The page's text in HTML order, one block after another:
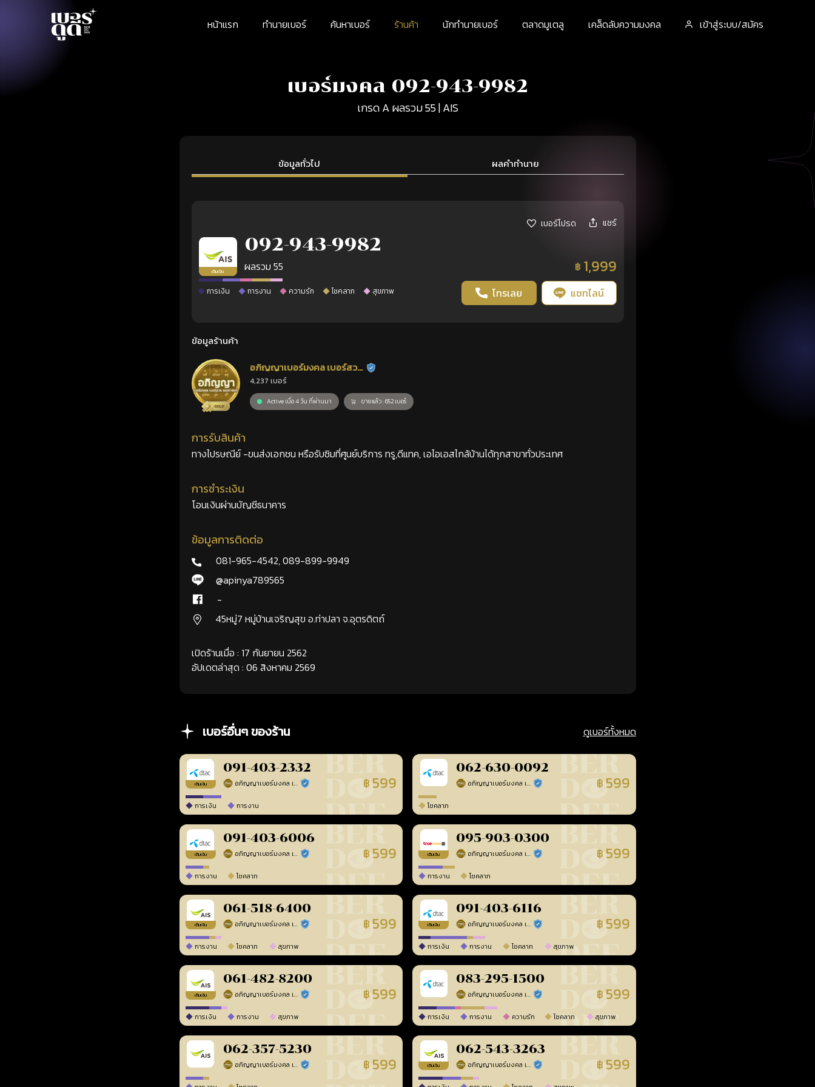
หน้าแรก ทำนายเบอร์ ค้นหาเบอร์ ร้านค้า นักทำนายเบอร์ ตลาดมูเตลู เคล็ดลับความมงคล เข้าสู่ระบบ/สมัคร
เบอร์มงคล 092-943-9982
เกรด A ผลรวม 55 | AIS
ข้อมูลทั่วไป ผลคำทำนาย
เบอร์โปรด แชร์
เติมเงิน
092-943-9982
ผลรวม 55 ฿ 1,999
การเงิน การงาน ความรัก โชคลาภ สุขภาพ โทรเลย แชทไลน์
ข้อมูลร้านค้า
อภิญญาเบอร์มงคล เบอร์สวย
เลขศาสตร์
ร้านยืนยันแล้ว
4,237 เบอร์
Active เมื่อ 4 วัน ที่ผ่านมา ขายแล้ว : 652 เบอร์
การรับสินค้า
ทางไปรษณีย์ -ขนส่งเอกชน หรือรับซิมที่ศูนย์บริการ ทรู,ดีแทค, เอไอเอสไกล้บ้านได้ทุกสาขาทั่วประเทศ
การชำระเงิน
โอนเงินผ่านบัญชีธนาคาร
ข้อมูลการติดต่อ
081-965-4542,089-899-9949
@apinya789565
-
45หมู่7 หมู่บ้านเจริญสุข อ.ท่าปลา จ.อุตรดิตถ์
เปิดร้านเมื่อ : 17 กันยายน 2562
อัปเดตล่าสุด : 06 สิงหาคม 2569
เบอร์อื่นๆ ของร้าน ดูเบอร์ทั้งหมด
เติมเงิน
091-403-2332
อภิญญาเบอร์มงคล เบอร์สวยเลขศาสตร์ ร้านยืนยันแล้ว ฿ 599
การเงิน การงาน
062-630-0092
อภิญญาเบอร์มงคล เบอร์สวยเลขศาสตร์ ร้านยืนยันแล้ว ฿ 599
โชคลาภ
เติมเงิน
091-403-6006
อภิญญาเบอร์มงคล เบอร์สวยเลขศาสตร์ ร้านยืนยันแล้ว ฿ 599
การงาน โชคลาภ
เติมเงิน
095-903-0300
อภิญญาเบอร์มงคล เบอร์สวยเลขศาสตร์ ร้านยืนยันแล้ว ฿ 599
การงาน โชคลาภ
เติมเงิน
061-518-6400
อภิญญาเบอร์มงคล เบอร์สวยเลขศาสตร์ ร้านยืนยันแล้ว ฿ 599
การงาน โชคลาภ สุขภาพ
เติมเงิน
091-403-6116
อภิญญาเบอร์มงคล เบอร์สวยเลขศาสตร์ ร้านยืนยันแล้ว ฿ 599
การเงิน การงาน โชคลาภ สุขภาพ
เติมเงิน
061-482-8200
อภิญญาเบอร์มงคล เบอร์สวยเลขศาสตร์ ร้านยืนยันแล้ว ฿ 599
การเงิน การงาน สุขภาพ
083-295-1500
อภิญญาเบอร์มงคล เบอร์สวยเลขศาสตร์ ร้านยืนยันแล้ว ฿ 599
การเงิน การงาน ความรัก โชคลาภ สุขภาพ
062-357-5230
อภิญญาเบอร์มงคล เบอร์สวยเลขศาสตร์ ร้านยืนยันแล้ว ฿ 599 เติมเงิน
062-543-3263
อภิญญาเบอร์มงคล เบอร์สวยเลขศาสตร์ ร้านยืนยันแล้ว ฿ 599